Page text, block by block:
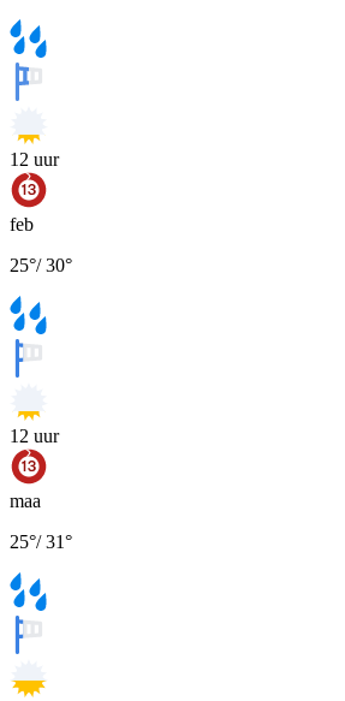
12 uur
feb
25°/30°
12 uur
maa
25°/31°